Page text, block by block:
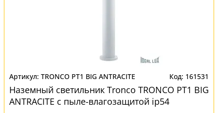
TRONCO PT1 BIG ANTRACITE 161531
Наземный светильник Tronco TRONCO PT1 BIG
ANTRACITE с пыле-влагозащитой ip54